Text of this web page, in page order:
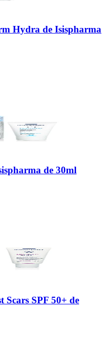
Hydra de Isispharma
de 30ml
SPF 50+ de